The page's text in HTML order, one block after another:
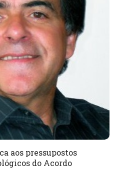
aos pressupostos
do Acordo